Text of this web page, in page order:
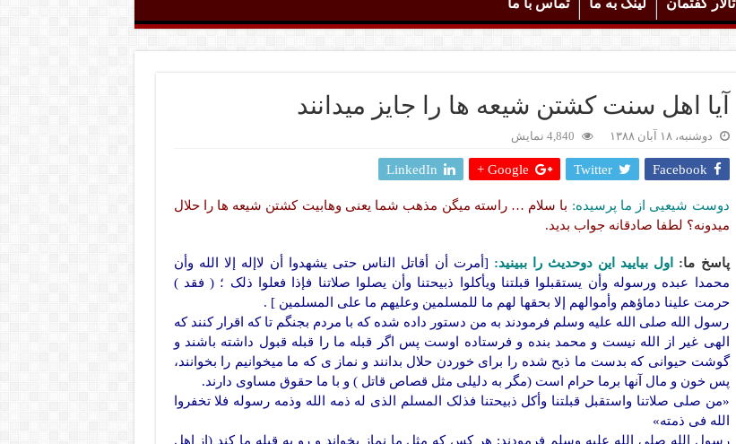
تالار گفتمان لینک به ما تماس با ما
آیا اهل سنت کشتن شیعه ها را جایز میدانند
دوشنبه، ۱۸ آبان ۱۳۸۸ 4,840 نمایش
Facebook
Twitter
Google +
LinkedIn
دوست شیعیی از ما پرسیده: با سلام … راسته میگن مذهب شما یعنی وهابیت کشتن شیعه ها را حلال
میدونه؟ لطفا صادقانه جواب بدید.
پاسخ ما: اول بیایید این دوحدیث را ببینید: [أمرت أن أقاتل الناس حتى یشهدوا أن لاإله إلا الله وأن
محمدا عبده ورسوله وأن یستقبلوا قبلتنا ویأکلوا ذبیحتنا وأن یصلوا صلاتنا فإذا فعلوا ذلک ؛ ( فقد )
حرمت علینا دماؤهم وأموالهم إلا بحقها لهم ما للمسلمین وعلیهم ما على المسلمین ] .
رسول الله صلی الله علیه وسلم فرمودند به من دستور داده شده که با مردم بجنگم تا که اقرار کنند که
الهی غیر از الله نیست و محمد بنده و فرستاده اوست پس اگر قبله ما را قبله قبول داشته باشند و
گوشت حیوانی که بدست ما ذبح شده را برای خوردن حلال بدانند و نماز ی که ما میخوانیم را بخوانند،
پس خون و مال آنها برما حرام است (مگر به دلیلی مثل قصاص قاتل ) و با ما حقوق مساوی دارند.
«من صلى صلاتنا واستقبل قبلتنا وأکل ذبیحتنا فذلک المسلم الذی له ذمه الله وذمه رسوله فلا تخفروا
الله فی ذمته»
رسول الله صلی الله علیه وسلم فرمودند: هر کس که مثل ما نماز بخواند و رو به قبله ما کند (از اهل